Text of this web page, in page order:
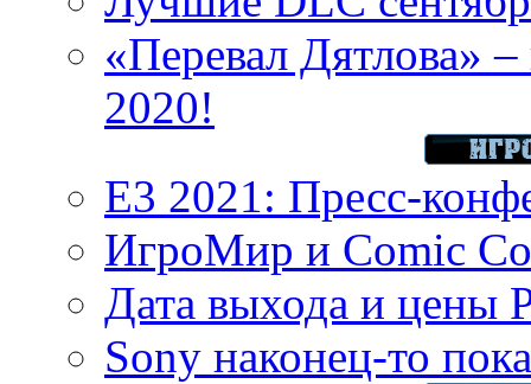
«Перевал Дятлова»
2020!
E3 2021: Пресс-
ИгроМир и Comic
Дата выхода и цены
Sony наконец-то